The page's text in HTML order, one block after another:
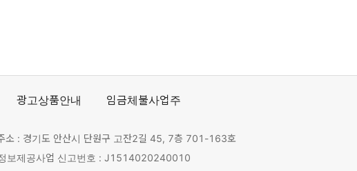
광고상품안내 임금체불사업주
소 : 경기도 안산시 단원구 고잔2길 45, 7층 701-163호
보제공사업 신고번호 : J1514020240010